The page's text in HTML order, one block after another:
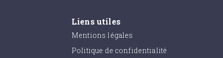
Liens utiles
Mentions légales
Politique de confidentialité